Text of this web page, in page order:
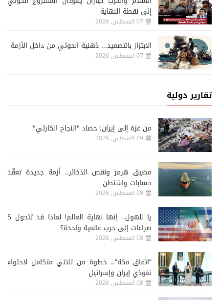
إلى نقطة النهاية
07 اغسطس, 2026
الابتزاز بالتصعيد... ذهنية الحوثي من داخل الأزمة
07 اغسطس, 2026
تقارير دولية
من غزة إلى إيران: حصاد "النجاح الكارثي"
09 اغسطس, 2026
مضيق هرمز ونقص الذخائر.. أزمة جديدة تعقّد
حسابات واشنطن
09 اغسطس, 2026
يا للهول.. إنها نهاية العالم! لماذا قد تتحول 5
صراعات إلى حرب عالمية واحدة؟
08 اغسطس, 2026
“اتفاق مكة”.. خطوة من ثلاثي متكامل لاحتواء
نفوذي إيران وإسرائيل
08 اغسطس, 2026